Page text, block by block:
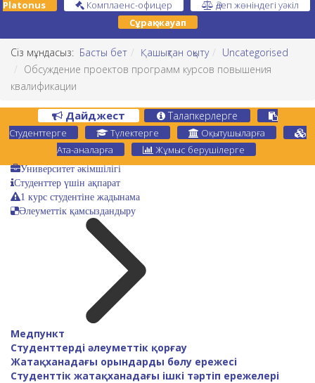
Platonus
Комплаенс-офицер
Әдеп жөніндегі уәкіл
Сұрақ-жауап
Сіз мұндасыз: Басты бет Қашықтан оқыту
Uncategorised
Обсуждение проектов программ курсов повышения
квалификации
Дайджест Талапкерлерге
Студенттерге Түлектерге
Оқытушыларға
Ата-аналарға
Жұмыс берушілерге
Университет әкімшілігі
Студенттер үшін ақпарат
1 курс студентіне жадынама
Әлеуметтік қамсыздандыру
Медпункт
Студенттерді әлеуметтік қорғау
Жатақханадағы орындарды бөлу ережесі
Студенттік жатақханадағы ішкі тәртіп ережелері